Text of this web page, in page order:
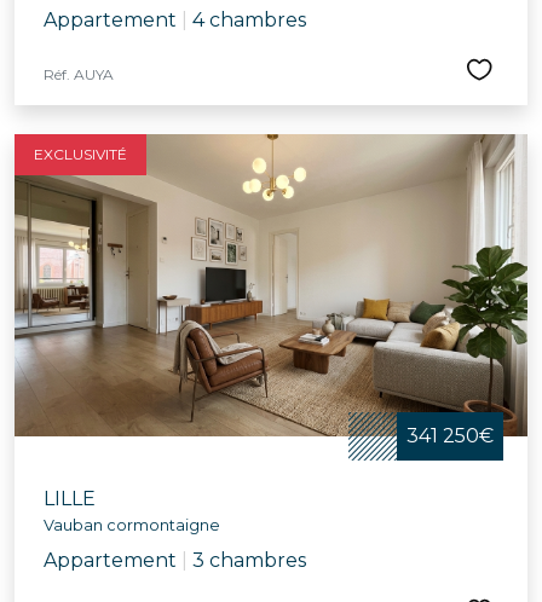
Appartement 4 chambres
Réf. AUYA
EXCLUSIVITÉ
341 250€
LILLE
Vauban cormontaigne
Appartement 3 chambres